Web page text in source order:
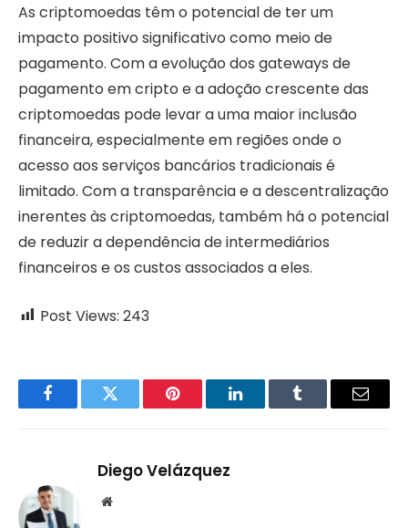
As criptomoedas têm o potencial de ter um
impacto positivo significativo como meio de
pagamento. Com a evolução dos gateways de
pagamento em cripto e a adoção crescente das
criptomoedas pode levar a uma maior inclusão
financeira, especialmente em regiões onde o
acesso aos serviços bancários tradicionais é
limitado. Com a transparência e a descentralização
inerentes às criptomoedas, também há o potencial
de reduzir a dependência de intermediários
financeiros e os custos associados a eles.
Post Views: 243
FacebookTwitter Pinterest LinkedInTumblr Email
Diego Velázquez
Website